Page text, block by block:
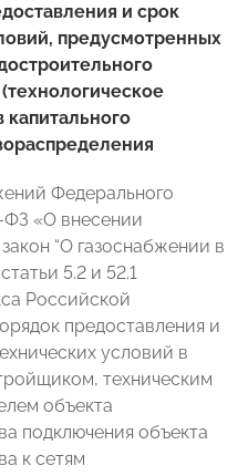
и срок
предусмотренных
Федерального
ФЗ «О внесении
“О газоснабжении в
5.2 и 52.1
Российской
предоставления и
условий в
техническим
объекта
подключения объекта
к сетям